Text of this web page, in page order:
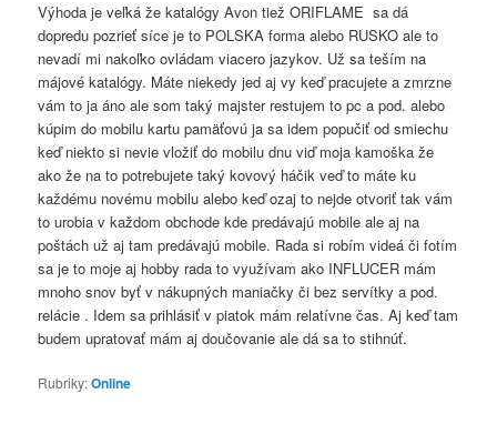
Výhoda je veľká že katalógy Avon tiež ORIFLAME sa dá
dopredu pozrieť síce je to POLSKA forma alebo RUSKO ale to
nevadí mi nakoľko ovládam viacero jazykov. Už sa teším na
májové katalógy. Máte niekedy jed aj vy keď pracujete a zmrzne
vám to ja áno ale som taký majster restujem to pc a pod. alebo
kúpim do mobilu kartu pamäťovú ja sa idem popučiť od smiechu
keď niekto si nevie vložiť do mobilu dnu viď moja kamoška že
ako že na to potrebujete taký kovový háčik veď to máte ku
každému novému mobilu alebo keď ozaj to nejde otvoriť tak vám
to urobia v každom obchode kde predávajú mobile ale aj na
poštách už aj tam predávajú mobile. Rada si robím videá či fotím
sa je to moje aj hobby rada to využívam ako INFLUCER mám
mnoho snov byť v nákupných maniačky či bez servítky a pod.
relácie . Idem sa prihlásiť v piatok mám relatívne čas. Aj keď tam
budem upratovať mám aj doučovanie ale dá sa to stihnúť.
Rubriky:Online